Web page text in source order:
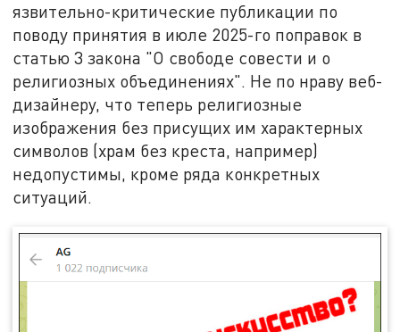
язвительно-критические публикации по
поводу принятия в июле 2025-го поправок в
статью 3 закона "О свободе совести и о
религиозных объединениях". Не по нраву веб-
дизайнеру, что теперь религиозные
изображения без присущих им характерных
символов (храм без креста, например)
недопустимы, кроме ряда конкретных
ситуаций.